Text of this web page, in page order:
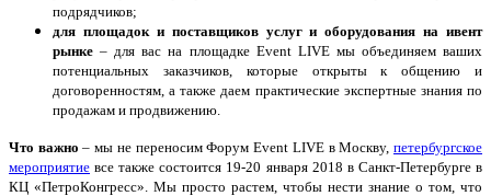
подрядчиков;
для площадок и поставщиков услуг и оборудования на ивент
рынке– для вас на площадке Event LIVE мы объединяем ваших
потенциальных заказчиков, которые открыты к общению и
договоренностям, а также даем практические экспертные знания по
продажам и продвижению.
Что важно – мы не переносим Форум Event LIVE в Москву,петербургское
мероприятие все также состоится 19-20 января 2018 в Санкт-Петербурге в
КЦ «ПетроКонгресс». Мы просто растем, чтобы нести знание о том, что